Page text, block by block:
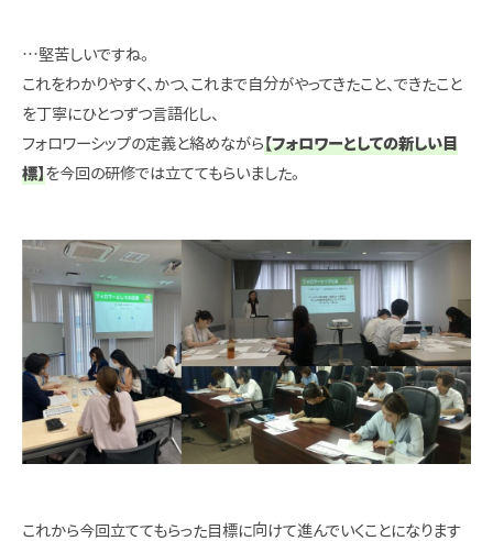
…堅苦しいですね。
これをわかりやすく、かつ、これまで自分がやってきたこと、できたこと
を丁寧にひとつずつ言語化し、
フォロワーシップの定義と絡めながら【フォロワーとしての新しい目
標】を今回の研修では立ててもらいました。
これから今回立ててもらった目標に向けて進んでいくことになります